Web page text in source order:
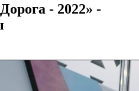
- 2022» -